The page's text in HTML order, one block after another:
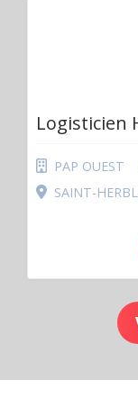
Logisticien
PAP OUEST
SAINT-